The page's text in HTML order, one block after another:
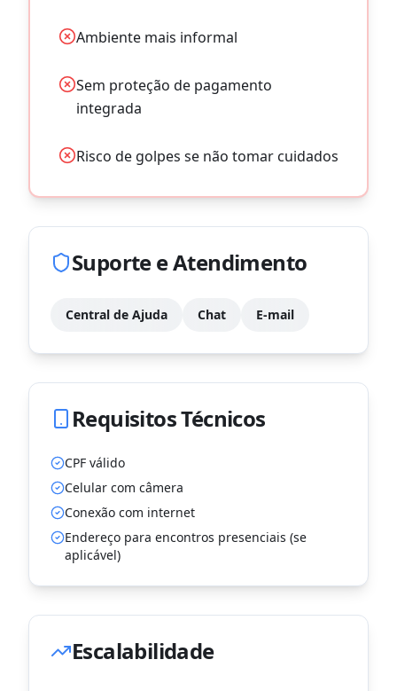
Ambiente mais informal
Sem proteção de pagamento
integrada
Risco de golpes se não tomar cuidados
Suporte e Atendimento
Central de Ajuda Chat E-mail
Requisitos Técnicos
CPF válido
Celular com câmera
Conexão com internet
Endereço para encontros presenciais (se
aplicável)
Escalabilidade